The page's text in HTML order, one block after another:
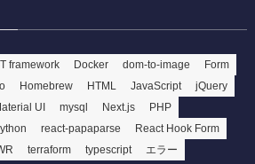
framework Docker dom-to-image
Form
Homebrew HTML JavaScript
jQuery
UI mysql Next.js
PHP
react-papaparse
React Hook Form
terraform typescript
エラー